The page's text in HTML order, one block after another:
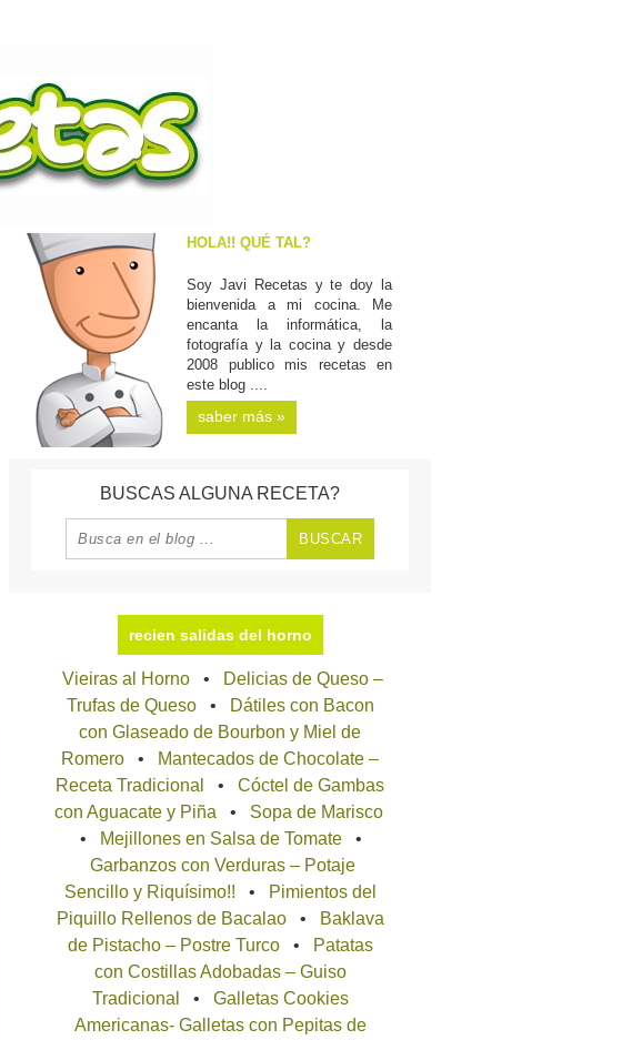
HOLA!! QUÉ TAL?
Soy Javi Recetas y te doy la
bienvenida a mi cocina. Me
encanta la informática, la
fotografía y la cocina y desde
2008 publico mis recetas en
este blog ....
saber más »
BUSCAS ALGUNA RECETA?
recien salidas del horno
Vieiras al Horno
Delicias de Queso –
Trufas de Queso
Dátiles con Bacon
con Glaseado de Bourbon y Miel de
Romero
Mantecados de Chocolate –
Receta Tradicional
Cóctel de Gambas
con Aguacate y Piña
Sopa de Marisco
Mejillones en Salsa de Tomate
Garbanzos con Verduras – Potaje
Sencillo y Riquísimo!!
Pimientos del
Piquillo Rellenos de Bacalao
Baklava
de Pistacho – Postre Turco
Patatas
con Costillas Adobadas – Guiso
Tradicional
Galletas Cookies
Americanas- Galletas con Pepitas de